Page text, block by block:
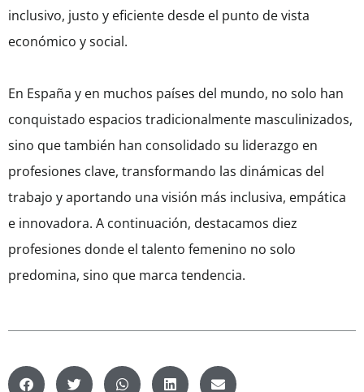
inclusivo, justo y eficiente desde el punto de vista
económico y social.
En España y en muchos países del mundo, no solo han
conquistado espacios tradicionalmente masculinizados,
sino que también han consolidado su liderazgo en
profesiones clave, transformando las dinámicas del
trabajo y aportando una visión más inclusiva, empática
e innovadora. A continuación, destacamos diez
profesiones donde el talento femenino no solo
predomina, sino que marca tendencia.​